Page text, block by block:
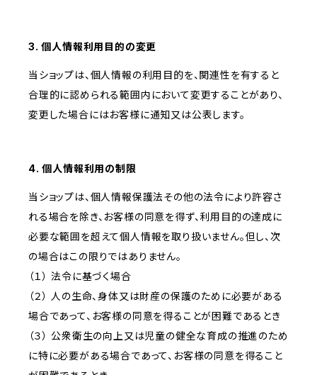
3. 個人情報利用目的の変更
当ショップは、個人情報の利用目的を、関連性を有すると
合理的に認められる範囲内において変更することがあり、
変更した場合にはお客様に通知又は公表します。
4. 個人情報利用の制限
当ショップは、個人情報保護法その他の法令により許容さ
れる場合を除き、お客様の同意を得ず、利用目的の達成に
必要な範囲を超えて個人情報を取り扱いません。但し、次
の場合はこの限りではありません。
（１） 法令に基づく場合
（２） 人の生命、身体又は財産の保護のために必要がある
場合であって、お客様の同意を得ることが困難であるとき
（３） 公衆衛生の向上又は児童の健全な育成の推進のため
に特に必要がある場合であって、お客様の同意を得ること